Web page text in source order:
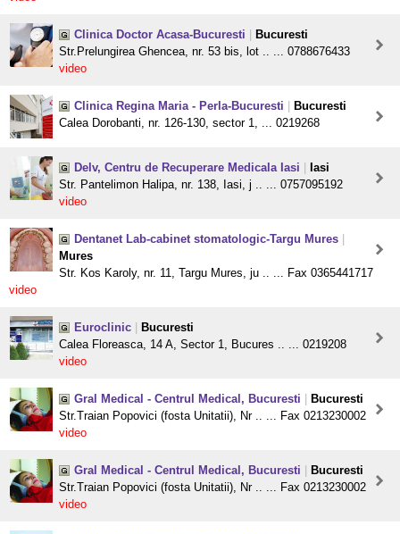
Clinica Doctor Acasa-Bucuresti
Bucuresti
Str.Prelungirea Ghencea, nr. 53 bis, lot .. ... 0788676433
video
Clinica Regina Maria - Perla-Bucuresti
Bucuresti
Calea Dorobanti, nr. 126-130, sector 1, ... 0219268
Delv, Centru de Recuperare Medicala Iasi
Iasi
Str. Pantelimon Halipa, nr. 138, Iasi, j .. ... 0757095192
video
Dentanet Lab-cabinet stomatologic-Targu Mures
Mures
Str. Kos Karoly, nr. 11, Targu Mures, ju .. ... Fax 0365441717
video
Euroclinic
Bucuresti
Calea Floreasca, 14 A, Sector 1, Bucures .. ... 0219208
video
Gral Medical - Centrul Medical, Bucuresti
Bucuresti
Str.Traian Popovici (fosta Unitatii), Nr .. ... Fax 0213230002
video
Gral Medical - Centrul Medical, Bucuresti
Bucuresti
Str.Traian Popovici (fosta Unitatii), Nr .. ... Fax 0213230002
video